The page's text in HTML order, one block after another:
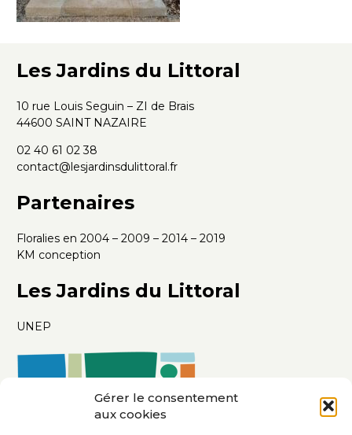
Gérer le consentement
aux cookies
Les Jardins du Littoral
10 rue Louis Seguin – ZI de Brais
44600 SAINT NAZAIRE
02 40 61 02 38
contact@lesjardinsdulittoral.fr
Partenaires
Floralies en 2004 – 2009 – 2014 – 2019
KM conception
Les Jardins du Littoral
UNEP